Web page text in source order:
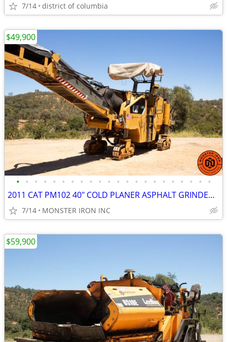
7/14 district of columbia
• • • • • • • • • • • • • • • • • • • • • •
2011 CAT PM102 40" COLD PLANER ASPHALT GRINDER 2000HRS
7/14 MONSTER IRON INC
$49,900
$59,900